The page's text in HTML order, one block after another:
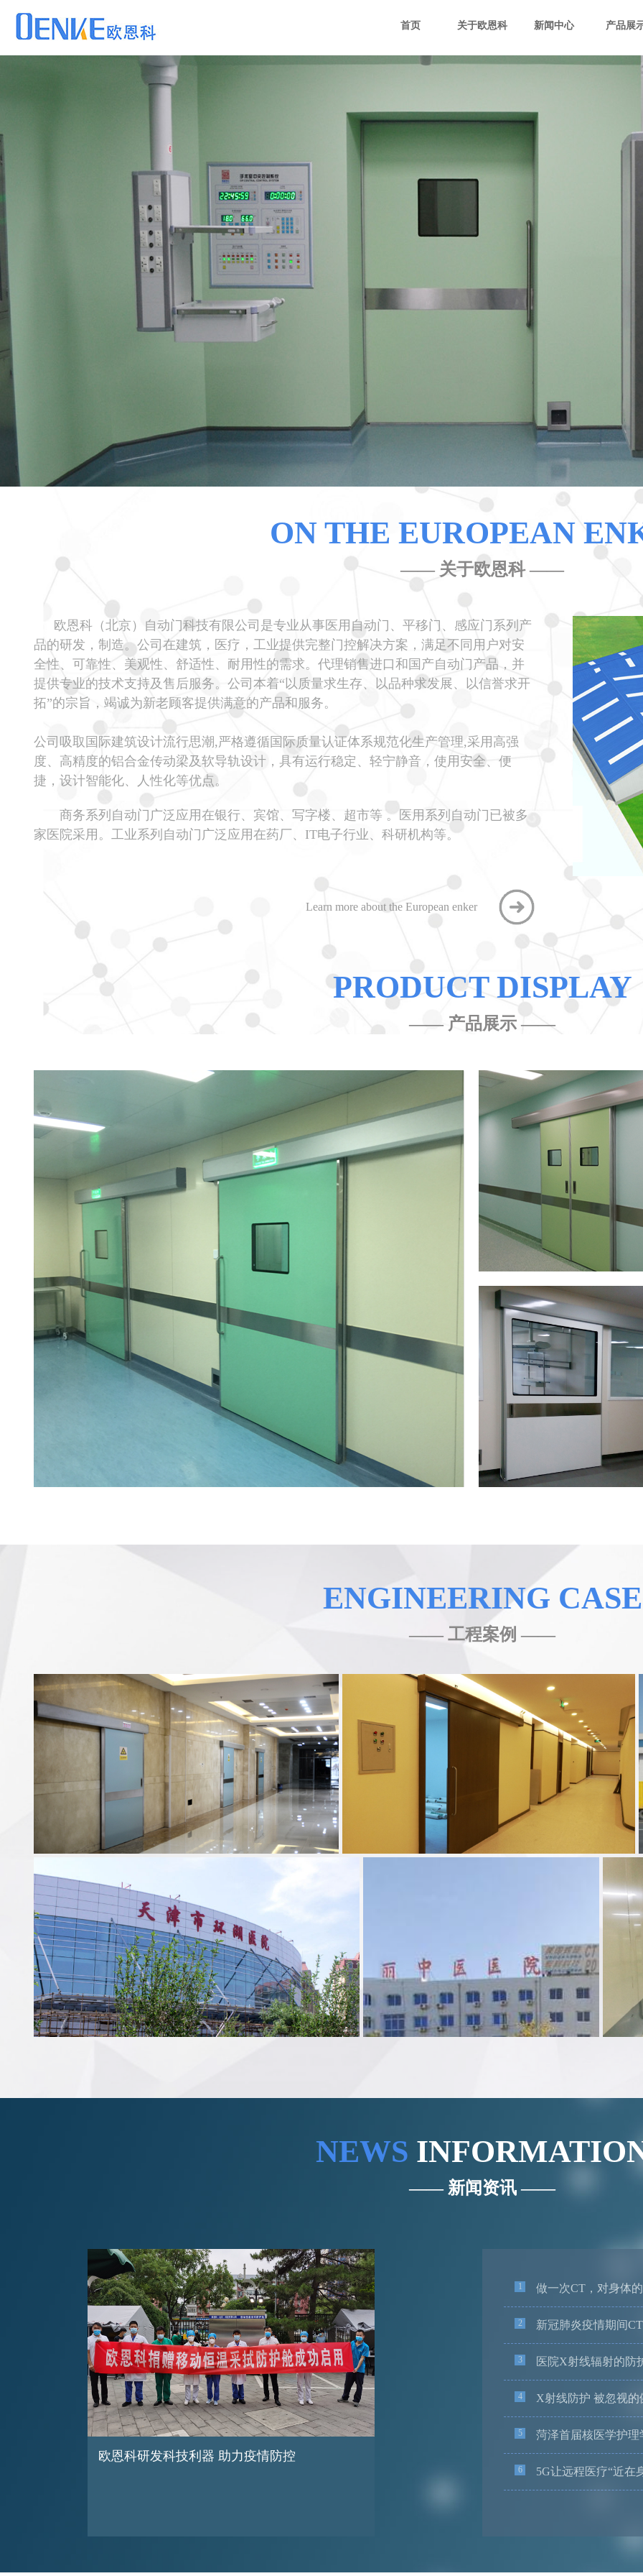
首页 关于欧恩科 新闻中心 产品展
ON THE EUROPEAN
—— 关于欧恩科——
欧恩科（北京）自动门科技有限公司是专业从事医用自动门、 平移门、感应门系列产
品的研发，制造。公司在建筑，医疗，工业提供完整门控解决方案，满足不同用户对安
全性、可靠性、美观性、舒适性、耐用性的需求。代理销售进口和国产自动门产品，并
提供专业的技术支持及售后服务。公司本着“以质量求生存、以品种求发展、以信誉求开
拓”的宗旨，竭诚为新老顾客提供满意的产品和服务。
公司吸取国际建筑设计流行思潮,严格遵循国际质量认证体系规范化生产管理,采用高强
度、高精度的铝合金传动梁及软导轨设计，具有运行稳定、轻宁静音，使用安全、便
捷，设计智能化、人性化等优点。
商务系列自动门广泛应用在银行、宾馆、写字楼、超市等 。医用系列自动门已被多
家医院采用。工业系列自动门广泛应用在药厂、IT电子行业、科研机构等。
Learn more about the European enker
PRODUCT DISPLAY
—— 产品展示 ——
ENGINEERING CASE
—— 工程案例 ——
NEWS
—— 新闻资讯 ——
欧恩科研发科技利器 助力疫情防控
1 做一次CT，对身体
2 新冠肺炎疫情期间
3 医院X射线辐射的防
4 X射线防护 被忽视的
5 菏泽首届核医学护理
6 5G让远程医疗“近在